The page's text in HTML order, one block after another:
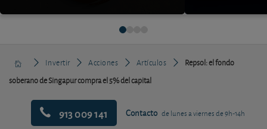
Invertir Acciones Artículos
Repsol: el fondo
soberano de Singapur compra el 5% del capital
913 009 141 Contacto de lunes a viernes de 9h-14h